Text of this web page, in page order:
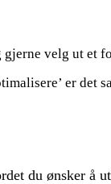
velg ut et
er
du ønsker å